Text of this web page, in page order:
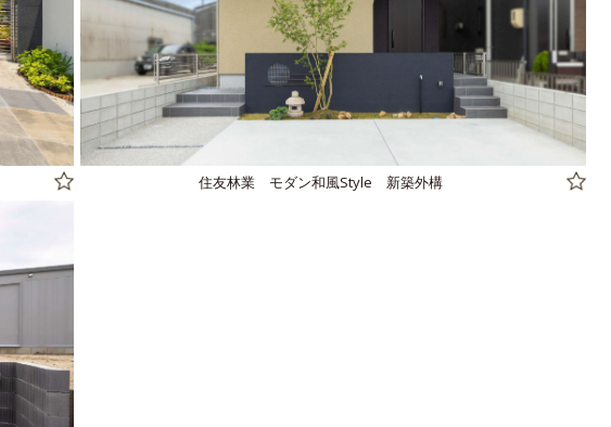
住友林業 モダン和風Style 新築外構